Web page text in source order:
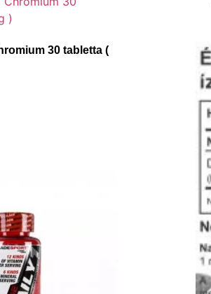
30 tabletta (